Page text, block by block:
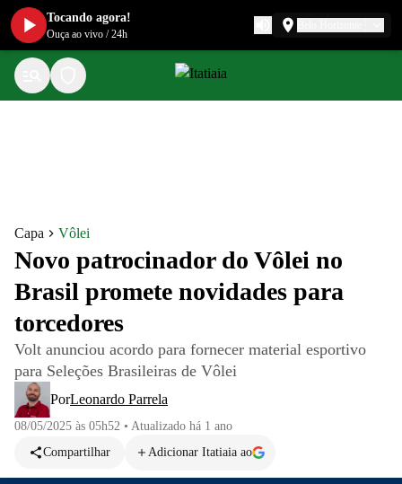
Capa Vôlei
Novo patrocinador do Vôlei no
Brasil promete novidades para
torcedores
Volt anunciou acordo para fornecer material esportivo
para Seleções Brasileiras de Vôlei
PorLeonardo Parrela
08/05/2025 às 05h52 • Atualizado há 1 ano
Compartilhar
Adicionar Itatiaia ao
Tocando agora!
Ouça ao vivo /24h